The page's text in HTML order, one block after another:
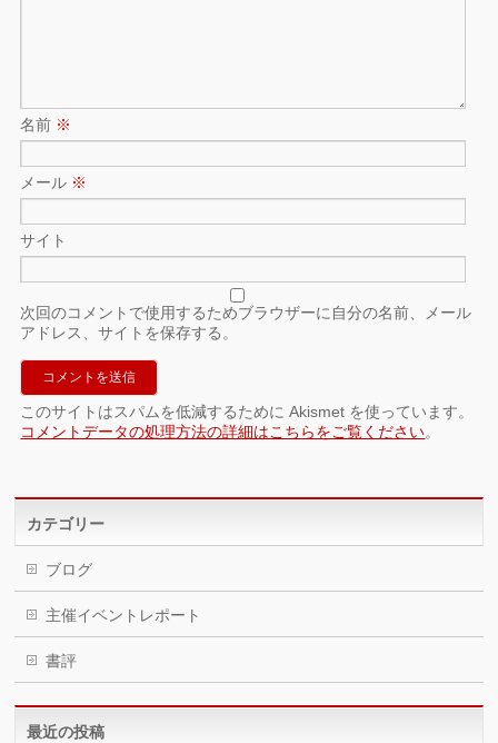
名前 ※
メール ※
サイト
次回のコメントで使用するためブラウザーに自分の名前、メール
アドレス、サイトを保存する。
このサイトはスパムを低減するために Akismet を使っています。
コメントデータの処理方法の詳細はこちらをご覧ください。
カテゴリー
ブログ
主催イベントレポート
書評
最近の投稿